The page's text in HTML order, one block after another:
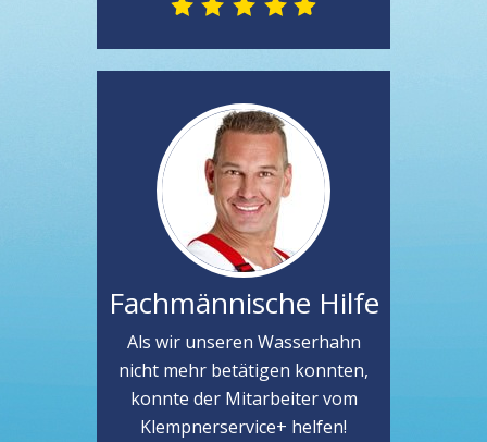
Fachmännische Hilfe
Als wir unseren Wasserhahn
nicht mehr betätigen konnten,
konnte der Mitarbeiter vom
Klempnerservice+ helfen!